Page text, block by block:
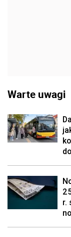
Warte uwagi
r.